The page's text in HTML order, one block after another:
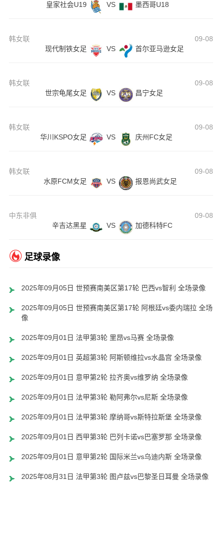
皇家社会U19
VS 墨西哥U18
韩女联
09-08
现代制铁女足
VS 首尔亚马逊女足
韩女联
09-08
世宗龟尾女足
VS 昌宁女足
韩女联
09-08
华川KSPO女足
VS 庆州FC女足
韩女联
09-08
水原FCM女足
VS 报恩尚武女足
中东非俱
09-08
辛吉达黑星
VS 加德科特FC
足球录像
2025年09月05日 世预赛南美区第17轮 巴西vs智利 全场录像
2025年09月05日 世预赛南美区第17轮 阿根廷vs委内瑞拉 全场录
像
2025年09月01日 法甲第3轮 里昂vs马赛 全场录像
2025年09月01日 英超第3轮 阿斯顿维拉vs水晶宫 全场录像
2025年09月01日 意甲第2轮 拉齐奥vs维罗纳 全场录像
2025年09月01日 法甲第3轮 勒阿弗尔vs尼斯 全场录像
2025年09月01日 法甲第3轮 摩纳哥vs斯特拉斯堡 全场录像
2025年09月01日 西甲第3轮 巴列卡诺vs巴塞罗那 全场录像
2025年09月01日 意甲第2轮 国际米兰vs乌迪内斯 全场录像
2025年08月31日 法甲第3轮 图卢兹vs巴黎圣日耳曼 全场录像